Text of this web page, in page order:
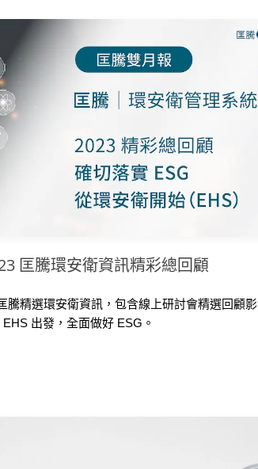
匡騰環安衛資訊精彩總回顧
騰精選環安衛資訊，包含線上研討會精選回顧影
出發，全面做好 ESG。